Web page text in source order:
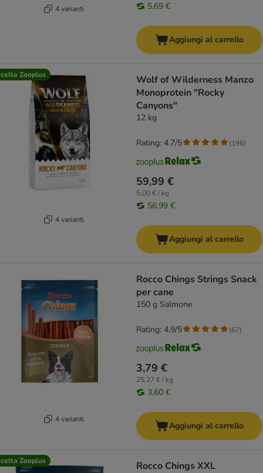
4 varianti 5,69 €
Aggiungi al carrello
Zooplus
4 varianti
Wolf of Wilderness Manzo
Monoprotein "Rocky
Canyons"
12 kg
59,99 €
5,00 € / kg
56,99 €
Rating: 4.7/5 (196)
Aggiungi al carrello
4 varianti
Rocco Chings Strings Snack
per cane
150 g Salmone
3,79 €
25,27 € / kg
3,60 €
Rating: 4.9/5 (67)
Aggiungi al carrello
Zooplus Rocco Chings XXL